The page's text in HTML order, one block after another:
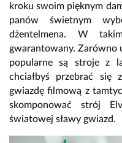
kroku swoim pięknym
panów świetnym
dżentelmena. W
gwarantowany. Zarówno
popularne są stroje z
chciałbyś przebrać się
gwiazdę filmową z
skomponować strój
światowej sławy gwiazd.